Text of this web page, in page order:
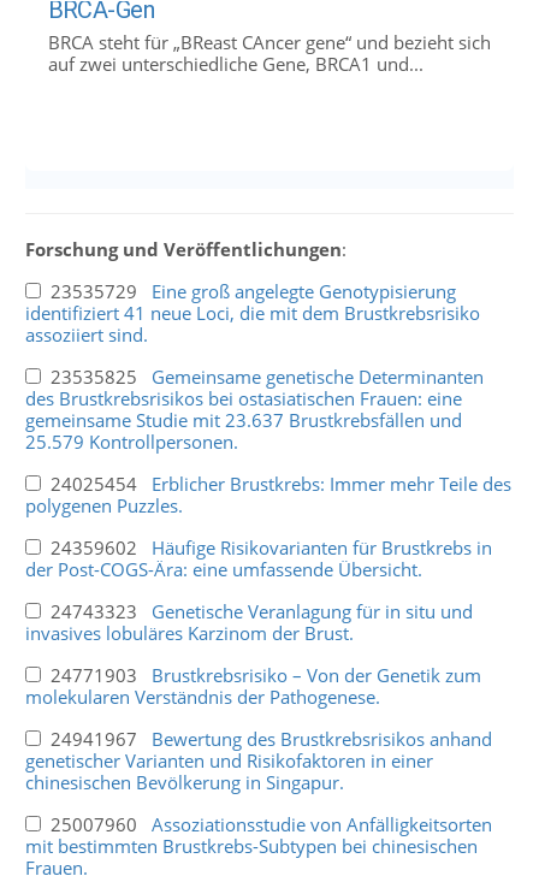
BRCA-Gen
BRCA steht für „BReast CAncer gene“ und bezieht sich
auf zwei unterschiedliche Gene, BRCA1 und...
Forschung und Veröffentlichungen:
23535729 Eine groß angelegte Genotypisierung
identifiziert 41 neue Loci, die mit dem Brustkrebsrisiko
assoziiert sind.
23535825 Gemeinsame genetische Determinanten
des Brustkrebsrisikos bei ostasiatischen Frauen: eine
gemeinsame Studie mit 23.637 Brustkrebsfällen und
25.579 Kontrollpersonen.
24025454 Erblicher Brustkrebs: Immer mehr Teile des
polygenen Puzzles.
24359602 Häufige Risikovarianten für Brustkrebs in
der Post-COGS-Ära: eine umfassende Übersicht.
24743323 Genetische Veranlagung für in situ und
invasives lobuläres Karzinom der Brust.
24771903 Brustkrebsrisiko – Von der Genetik zum
molekularen Verständnis der Pathogenese.
24941967 Bewertung des Brustkrebsrisikos anhand
genetischer Varianten und Risikofaktoren in einer
chinesischen Bevölkerung in Singapur.
25007960 Assoziationsstudie von Anfälligkeitsorten
mit bestimmten Brustkrebs-Subtypen bei chinesischen
Frauen.